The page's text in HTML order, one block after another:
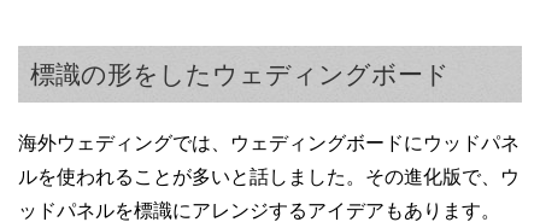
標識の形をしたウェディングボード
海外ウェディングでは、ウェディングボードにウッドパネ
ルを使われることが多いと話しました。その進化版で、ウ
ッドパネルを標識にアレンジするアイデアもあります。